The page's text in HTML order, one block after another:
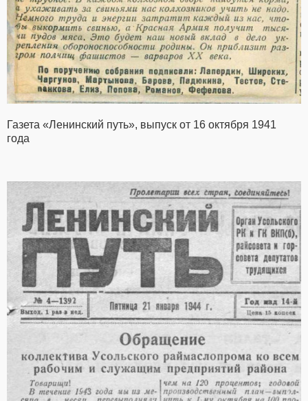
Газета «Ленинский путь», выпуск от 16 октября 1941
года